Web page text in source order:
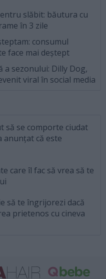
slăbit: băutura cu
în 3 zile
consumul
face mai deștept
a sezonului: Dilly Dog,
viral în social media
să se comporte ciudat
anunțat că este
care îl fac să vrea să te
să te îngrijorezi dacă
prietenos cu cineva